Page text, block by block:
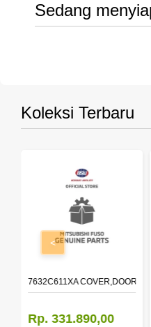
Sedang
Koleksi Terbaru
7632C611XA COVER,DOOR
Rp. 331.890,00
<